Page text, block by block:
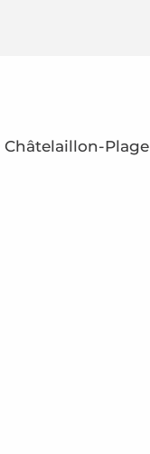
Châtelaillon-Plage